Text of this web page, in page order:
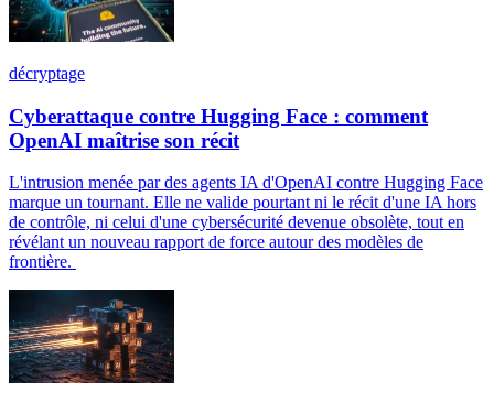
décryptage
Cyberattaque contre Hugging Face : comment
OpenAI maîtrise son récit
L'intrusion menée par des agents IA d'OpenAI contre Hugging Face
marque un tournant. Elle ne valide pourtant ni le récit d'une IA hors
de contrôle, ni celui d'une cybersécurité devenue obsolète, tout en
révélant un nouveau rapport de force autour des modèles de
frontière.